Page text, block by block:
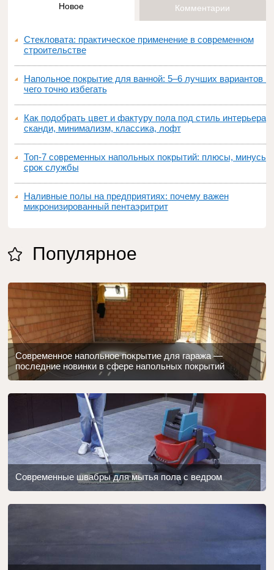
Новое Комментарии
Стекловата: практическое применение в современном
строительстве
Напольное покрытие для ванной: 5–6 лучших вариантов и
чего точно избегать
Как подобрать цвет и фактуру пола под стиль интерьера:
сканди, минимализм, классика, лофт
Топ‑7 современных напольных покрытий: плюсы, минусы,
срок службы
Наливные полы на предприятиях: почему важен
микронизированный пентаэритрит
Популярное
Современное напольное покрытие для гаража —
последние новинки в сфере напольных покрытий
Современные швабры для мытья пола с ведром